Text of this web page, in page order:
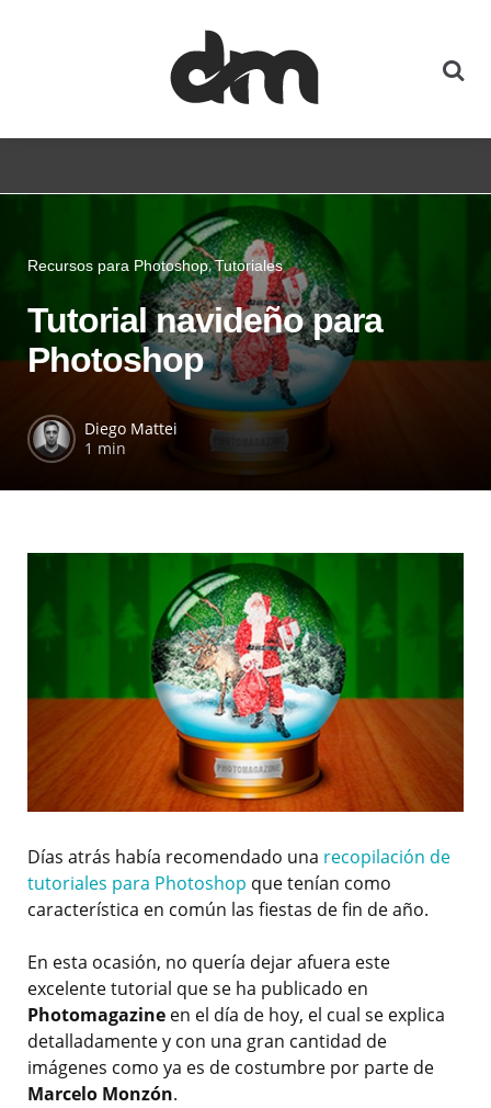
Recursos para Photoshop Tutoriales
Tutorial navideño para
Photoshop
Diego Mattei
1 min
Días atrás había recomendado una recopilación de
tutoriales para Photoshop que tenían como
característica en común las fiestas de fin de año.
En esta ocasión, no quería dejar afuera este
excelente tutorial que se ha publicado en
Photomagazine en el día de hoy, el cual se explica
detalladamente y con una gran cantidad de
imágenes como ya es de costumbre por parte de
Marcelo Monzón.